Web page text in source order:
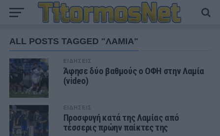
ALL POSTS TAGGED "ΛΑΜΙΑ"
ΕΙΔΗΣΕΙΣ
Άφησε δύο βαθμούς ο ΟΦΗ στην Λαμία
(video)
ΕΙΔΗΣΕΙΣ
Προσφυγή κατά της Λαμίας από
τέσσερις πρώην παίκτες της